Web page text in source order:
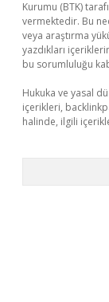
Kurumu (BTK)
vermektedir. Bu
veya araştırma
yazdıkları
bu sorumluluğu
Hukuka ve yasal
içerikleri,
halinde, ilgili